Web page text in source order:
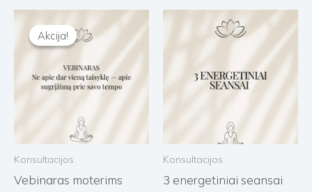
Konsultacijos
Vebinaras moterims
price
was:
price
is:
€25.00.
Konsultacijos
3 energetiniai seansai